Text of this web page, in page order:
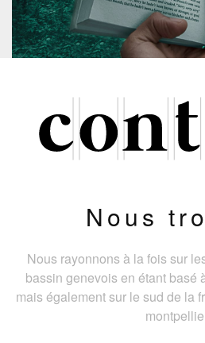
Nous
Nous rayonnons à la fois sur
bassin genevois en étant basé
mais également sur le sud de la